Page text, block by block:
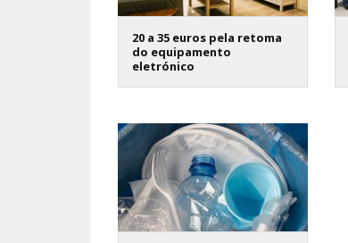
20 a 35 euros pela retoma
do equipamento
eletrónico